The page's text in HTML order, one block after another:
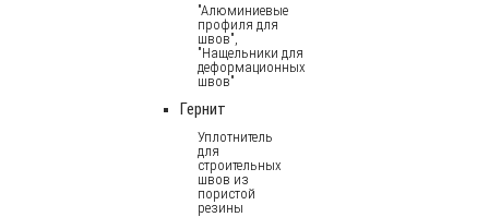
"Алюминиевые
профиля для
швов",
"Нащельники для
деформационных
швов"
Гернит
Уплотнитель
для
строительных
швов из
пористой
резины